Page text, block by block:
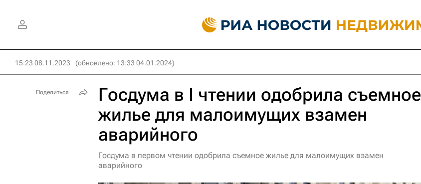
15:23 08.11.2023 (обновлено: 13:33 04.01.2024)
Госдума в I чтении одобрила съемное
жилье для малоимущих взамен
аварийного
Госдума в первом чтении одобрила съемное жилье для малоимущих взамен
аварийного
Поделиться